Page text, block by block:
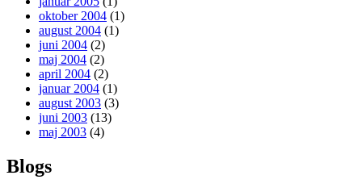
oktober 2004 (1)
august 2004 (1)
juni 2004 (2)
maj 2004 (2)
april 2004 (2)
januar 2004 (1)
august 2003 (3)
juni 2003 (13)
maj 2003 (4)
Blogs